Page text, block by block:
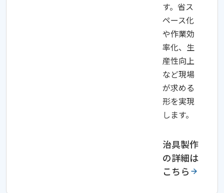
す。省ス
ペース化
や作業効
率化、生
産性向上
など現場
が求める
形を実現
します。
治具製作
の詳細は
こちら